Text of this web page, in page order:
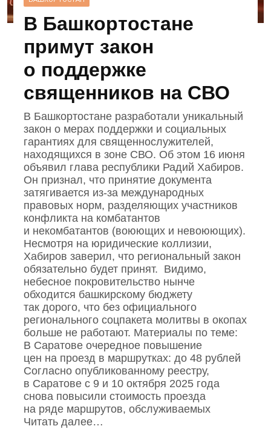
В Башкортостане
примут закон
о поддержке
священников на СВО
В Башкортостане разработали уникальный
закон о мерах поддержки и социальных
гарантиях для священнослужителей,
находящихся в зоне СВО. Об этом 16 июня
объявил глава республики Радий Хабиров.
Он признал, что принятие документа
затягивается из‑за международных
правовых норм, разделяющих участников
конфликта на комбатантов
и некомбатантов (воюющих и невоюющих).
Несмотря на юридические коллизии,
Хабиров заверил, что региональный закон
обязательно будет принят. Видимо,
небесное покровительство нынче
обходится башкирскому бюджету
так дорого, что без официального
регионального соцпакета молитвы в окопах
больше не работают. Материалы по теме:
В Саратове очередное повышение
цен на проезд в маршрутках: до 48 рублей
Согласно опубликованному реестру,
в Саратове с 9 и 10 октября 2025 года
снова повысили стоимость проезда
на ряде маршрутов, обслуживаемых
Читать далее…